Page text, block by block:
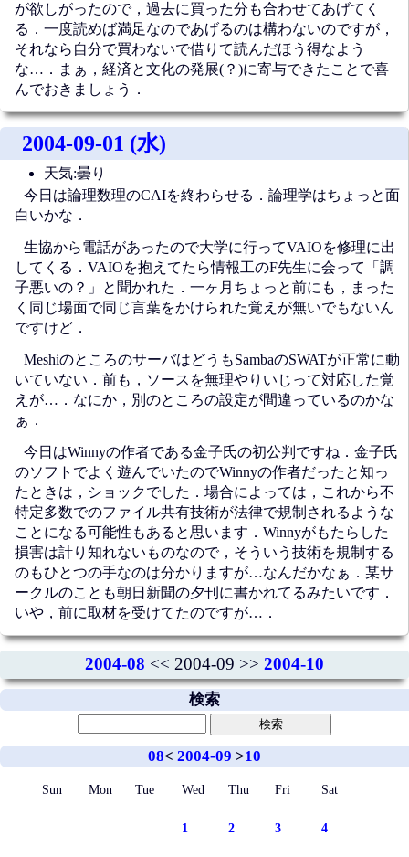
が欲しがったので，過去に買った分も合わせてあげてく
る．一度読めば満足なのであげるのは構わないのですが，
それなら自分で買わないで借りて読んだほう得なよう
な…．まぁ，経済と文化の発展(？)に寄与できたことで喜
んでおきましょう．
2004-09-01 (水)
天気:曇り
今日は論理数理のCAIを終わらせる．論理学はちょっと面
白いかな．
生協から電話があったので大学に行ってVAIOを修理に出
してくる．VAIOを抱えてたら情報工のF先生に会って「調
子悪いの？」と聞かれた．一ヶ月ちょっと前にも，まった
く同じ場面で同じ言葉をかけられた覚えが無いでもないん
ですけど．
MeshiのところのサーバはどうもSambaのSWATが正常に動
いていない．前も，ソースを無理やりいじって対応した覚
えが…．なにか，別のところの設定が間違っているのかな
ぁ．
今日はWinnyの作者である金子氏の初公判ですね．金子氏
のソフトでよく遊んでいたのでWinnyの作者だったと知っ
たときは，ショックでした．場合によっては，これから不
特定多数でのファイル共有技術が法律で規制されるような
ことになる可能性もあると思います．Winnyがもたらした
損害は計り知れないものなので，そういう技術を規制する
のもひとつの手なのは分かりますが…なんだかなぁ．某サ
ークルのことも朝日新聞の夕刊に書かれてるみたいです．
いや，前に取材を受けてたのですが…．
2004-08 << 2004-09 >> 2004-10
検索
08< 2004-09 >10
Sun Mon Tue Wed Thu Fri Sat
1 2 3 4